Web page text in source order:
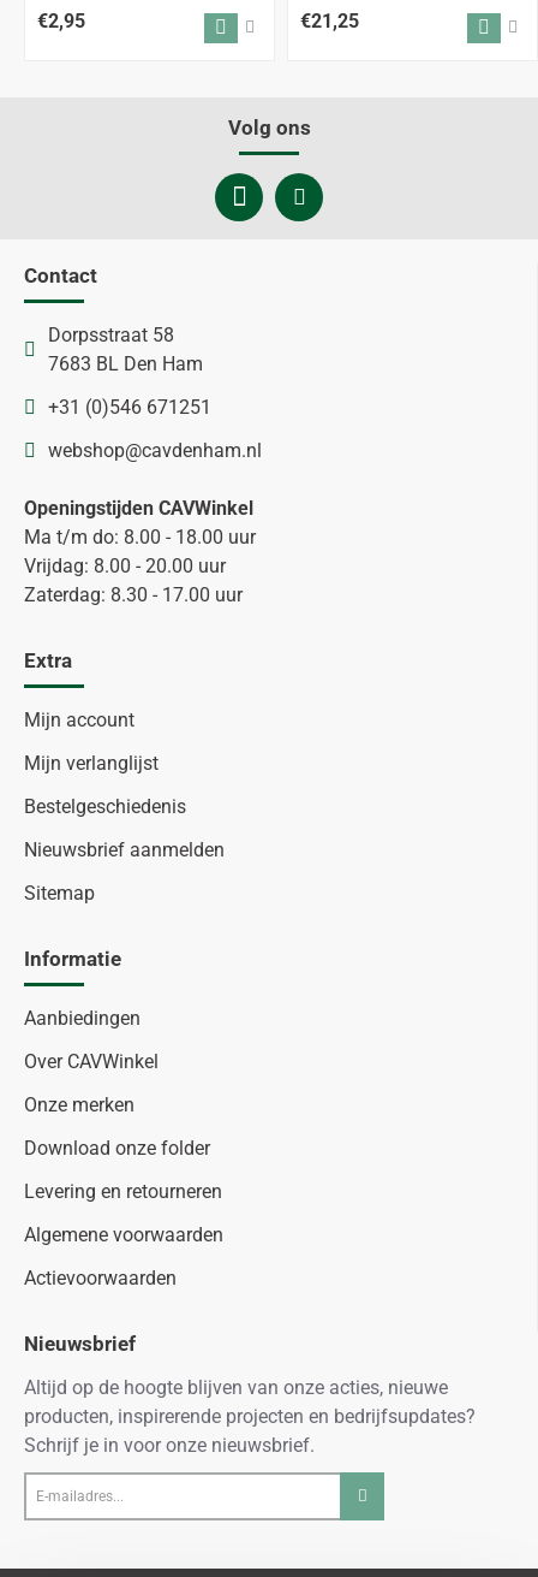
€2,95 €21,25
Volg ons
Contact
Dorpsstraat 58
7683 BL Den Ham
+31 (0)546 671251
webshop@cavdenham.nl
Openingstijden CAVWinkel
Ma t/m do: 8.00 - 18.00 uur
Vrijdag: 8.00 - 20.00 uur
Zaterdag: 8.30 - 17.00 uur
Extra
Mijn account
Mijn verlanglijst
Bestelgeschiedenis
Nieuwsbrief aanmelden
Sitemap
Informatie
Aanbiedingen
Over CAVWinkel
Onze merken
Download onze folder
Levering en retourneren
Algemene voorwaarden
Actievoorwaarden
Nieuwsbrief
Altijd op de hoogte blijven van onze acties, nieuwe
producten, inspirerende projecten en bedrijfsupdates?
Schrijf je in voor onze nieuwsbrief.
mailadres...